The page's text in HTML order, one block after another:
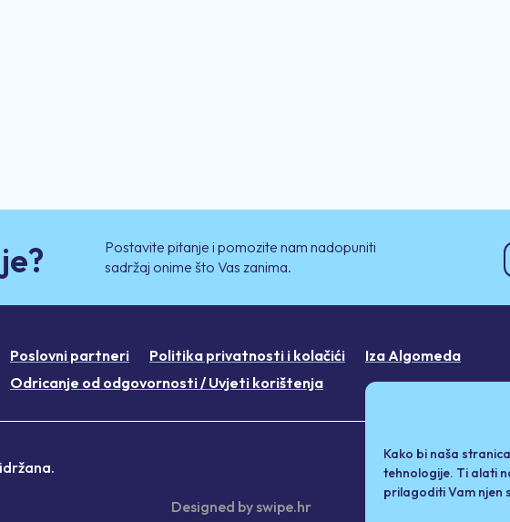
Kako bi naša
tehnologije. Ti alati
prilagoditi Vam njen
Postavite pitanje i pomozite nam nadopuniti
sadržaj onime što Vas zanima.
Poslovni partneri Politika privatnosti i kolačići
Iza Algomeda
Odricanje od odgovornosti / Uvjeti korištenja
Designed by swipe.hr